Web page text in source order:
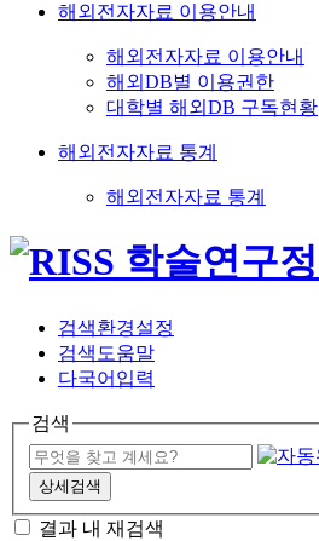
해외전자자료 이용안내
해외전자자료 이용안내
해외DB별 이용권한
대학별 해외DB 구독현황
해외전자자료 통계
해외전자자료 통계
검색환경설정
검색도움말
다국어입력
검색
상세검색
결과 내 재검색